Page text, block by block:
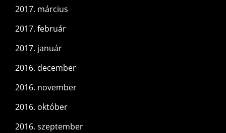
2017. március
2017. február
2017. január
2016. december
2016. november
2016. október
2016. szeptember